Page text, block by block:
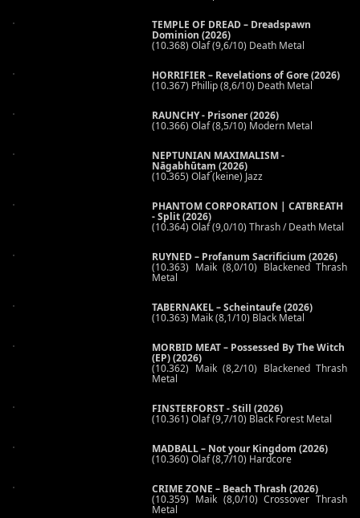
TEMPLE OF DREAD – Dreadspawn
Dominion (2026)
(10.368) Olaf (9,6/10) Death Metal
HORRIFIER – Revelations of Gore (2026)
(10.367) Phillip (8,6/10) Death Metal
RAUNCHY - Prisoner (2026)
(10.366) Olaf (8,5/10) Modern Metal
NEPTUNIAN MAXIMALISM -
Nāgabhūtaṃ (2026)
(10.365) Olaf (keine) Jazz
PHANTOM CORPORATION | CATBREATH
- Split (2026)
(10.364) Olaf (9,0/10) Thrash / Death Metal
RUYNED – Profanum Sacrificium (2026)
(10.363) Maik (8,0/10) Blackened Thrash
Metal
TABERNAKEL – Scheintaufe (2026)
(10.363) Maik (8,1/10) Black Metal
MORBID MEAT – Possessed By The Witch
(EP) (2026)
(10.362) Maik (8,2/10) Blackened Thrash
Metal
FINSTERFORST - Still (2026)
(10.361) Olaf (9,7/10) Black Forest Metal
MADBALL – Not your Kingdom (2026)
(10.360) Olaf (8,7/10) Hardcore
CRIME ZONE – Beach Thrash (2026)
(10.359) Maik (8,0/10) Crossover Thrash
Metal